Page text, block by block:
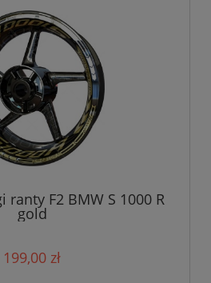
ranty F2 BMW S 1000 R
gold
199,00 zł